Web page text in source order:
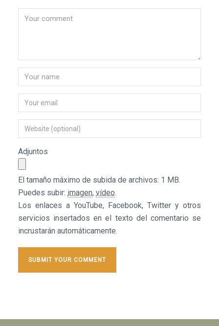
Adjuntos
El tamaño máximo de subida de archivos: 1 MB.
Puedes subir: imagen,vídeo.
Los enlaces a YouTube, Facebook, Twitter y otros
servicios insertados en el texto del comentario se
incrustarán automáticamente.